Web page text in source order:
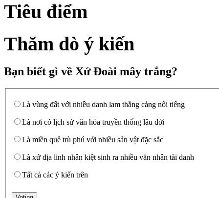
Tiêu điểm
Thăm dò ý kiến
Bạn biết gì về Xứ Đoài mây trắng?
Là vùng đất với nhiều danh lam thắng cảng nổi tiếng
Là nơi có lịch sử văn hóa truyền thống lâu đời
Là miền quê trù phú với nhiều sản vật đặc sắc
Là xứ địa linh nhân kiệt sinh ra nhiều văn nhân tài danh
Tất cả các ý kiến trên